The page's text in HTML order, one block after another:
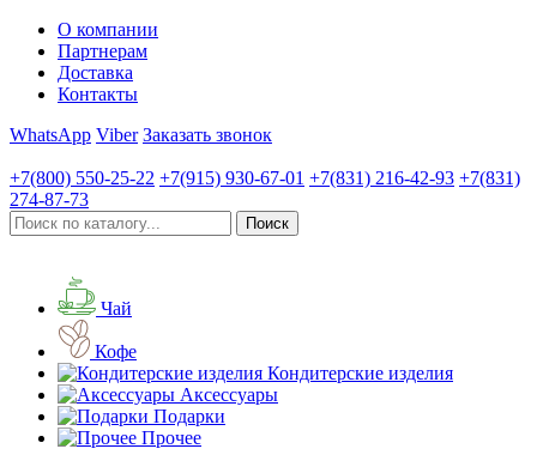
О компании
Партнерам
Доставка
Контакты
WhatsApp Viber Заказать звонок
+7(800) 550-25-22 +7(915) 930-67-01 +7(831) 216-42-93 +7(831)
274-87-73
Чай
Кофе
Кондитерские изделия
Аксессуары
Подарки
Прочее